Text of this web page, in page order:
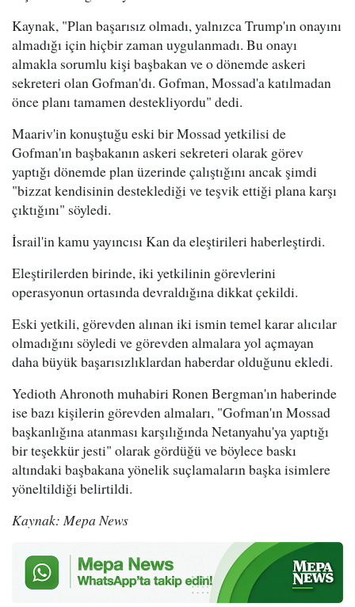
Kaynak, "Plan başarısız olmadı, yalnızca Trump'ın onayını
almadığı için hiçbir zaman uygulanmadı. Bu onayı
almakla sorumlu kişi başbakan ve o dönemde askeri
sekreteri olan Gofman'dı. Gofman, Mossad'a katılmadan
önce planı tamamen destekliyordu" dedi.
Maariv'in konuştuğu eski bir Mossad yetkilisi de
Gofman'ın başbakanın askeri sekreteri olarak görev
yaptığı dönemde plan üzerinde çalıştığını ancak şimdi
"bizzat kendisinin desteklediği ve teşvik ettiği plana karşı
çıktığını" söyledi.
İsrail'in kamu yayıncısı Kan da eleştirileri haberleştirdi.
Eleştirilerden birinde, iki yetkilinin görevlerini
operasyonun ortasında devraldığına dikkat çekildi.
Eski yetkili, görevden alınan iki ismin temel karar alıcılar
olmadığını söyledi ve görevden almalara yol açmayan
daha büyük başarısızlıklardan haberdar olduğunu ekledi.
Yedioth Ahronoth muhabiri Ronen Bergman'ın haberinde
ise bazı kişilerin görevden almaları, "Gofman'ın Mossad
başkanlığına atanması karşılığında Netanyahu'ya yaptığı
bir teşekkür jesti" olarak gördüğü ve böylece baskı
altındaki başbakana yönelik suçlamaların başka isimlere
yöneltildiği belirtildi.
Kaynak: Mepa News